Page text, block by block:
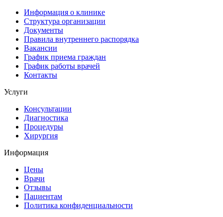
Информация о клинике
Структура организации
Документы
Правила внутреннего распорядка
Вакансии
График приема граждан
График работы врачей
Контакты
Услуги
Консультации
Диагностика
Процедуры
Хирургия
Информация
Цены
Врачи
Отзывы
Пациентам
Политика конфиденциальности